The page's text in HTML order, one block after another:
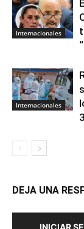
Internacionales
Internacionales
DEJA UNA
INICIAR